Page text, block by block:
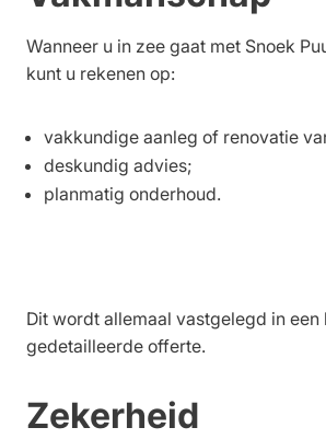
Wanneer u in zee gaat met Snoek
kunt u rekenen op:
vakkundige aanleg of renovatie
deskundig advies;
planmatig onderhoud.
Dit wordt allemaal vastgelegd in een
gedetailleerde offerte.
Zekerheid